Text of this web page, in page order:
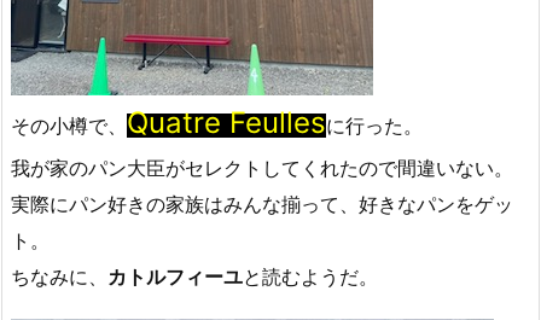
その小樽で、 Quatre Feullesに行った。
我が家のパン大臣がセレクトしてくれたので間違いない。
実際にパン好きの家族はみんな揃って、好きなパンをゲッ
ト。
ちなみに、 カトルフィーユと読むようだ。